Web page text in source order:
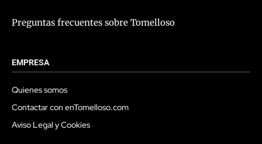
Preguntas frecuentes sobre Tomelloso
EMPRESA
Quienes somos
Contactar con enTomelloso.com
Aviso Legal y Cookies